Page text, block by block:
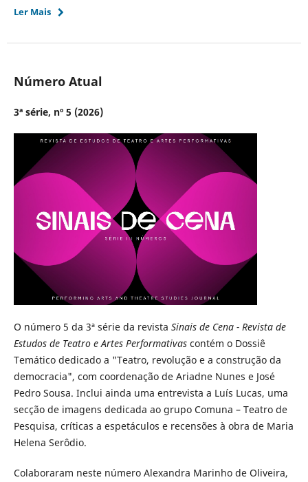
Ler Mais
Número Atual
3ª série, nº 5 (2026)
O número 5 da 3ª série da revista Sinais de Cena - Revista de
Estudos de Teatro e Artes Performativas contém o Dossiê
Temático dedicado a "Teatro, revolução e a construção da
democracia", com coordenação de Ariadne Nunes e José
Pedro Sousa. Inclui ainda uma entrevista a Luís Lucas, uma
secção de imagens dedicada ao grupo Comuna – Teatro de
Pesquisa, críticas a espetáculos e recensões à obra de Maria
Helena Serôdio.
Colaboraram neste número Alexandra Marinho de Oliveira,